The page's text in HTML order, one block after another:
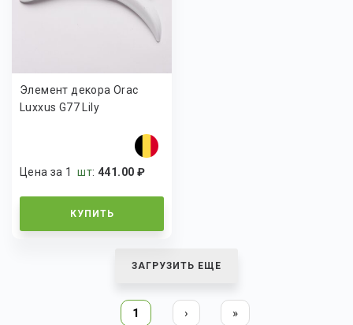
Элемент декора Orac
Luxxus G77 Lily
Цена за 1шт:441.00 ₽
КУПИТЬ
ЗАГРУЗИТЬ ЕЩЕ
1 › »